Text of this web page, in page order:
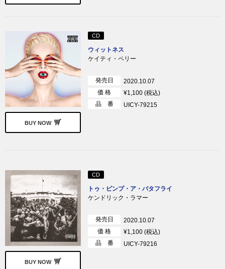
BUY NOW
CD
ウィットネス
ケイティ・ペリー
発売日
2020.10.07
価 格
¥1,100 (税込)
品 番
UICY-79215
BUY NOW
CD
トゥ・ピンプ・ア・バタフライ
ケンドリック・ラマー
発売日
2020.10.07
価 格
¥1,100 (税込)
品 番
UICY-79216